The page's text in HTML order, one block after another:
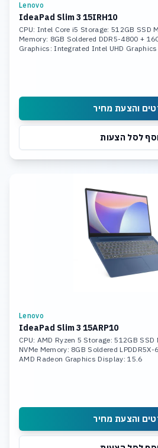
Lenovo
IdeaPad Slim 3 15IRH10
CPU: Intel Core i5 Storage: 512GB SSD
Memory: 8GB Soldered DDR5-4800 +
Graphics: Integrated Intel UHD
והצעת מחיר
לסל הצעות
Lenovo
IdeaPad Slim 3 15ARP10
CPU: AMD Ryzen 5 Storage: 512GB
NVMe Memory: 8GB Soldered
AMD Radeon Graphics Display: 15.6
והצעת מחיר